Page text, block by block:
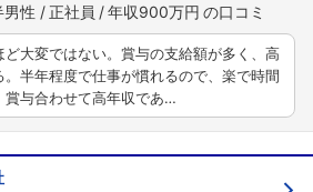
男性 正社員 年収900万円
ど大変ではない。賞与の支給額が多く、高
。半年程度で仕事が慣れるので、楽で時間
賞与合わせて高年収であ…